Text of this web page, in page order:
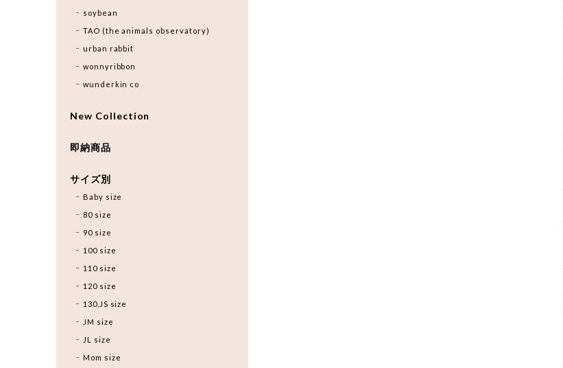
soybean
TAO (the animals observatory)
urban rabbit
wonnyribbon
wunderkin co
New Collection
即納商品
サイズ別
Baby size
80 size
90 size
100 size
110 size
120 size
130,JS size
JM size
JL size
Mom size